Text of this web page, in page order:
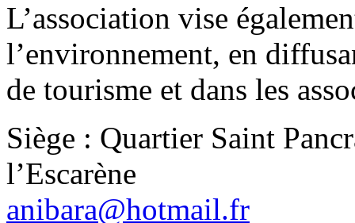
L’association vise
l’environnement, en
de tourisme et dans les
Siège : Quartier Saint
l’Escarène
anibara@hotmail.fr